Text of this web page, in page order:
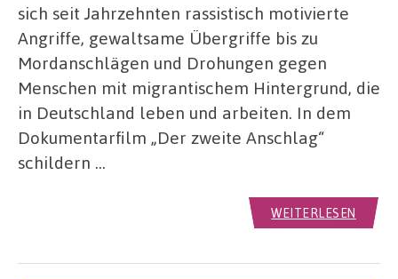
sich seit Jahrzehnten rassistisch motivierte
Angriffe, gewaltsame Übergriffe bis zu
Mordanschlägen und Drohungen gegen
Menschen mit migrantischem Hintergrund, die
in Deutschland leben und arbeiten. In dem
Dokumentarfilm „Der zweite Anschlag“
schildern …
WEITERLESEN